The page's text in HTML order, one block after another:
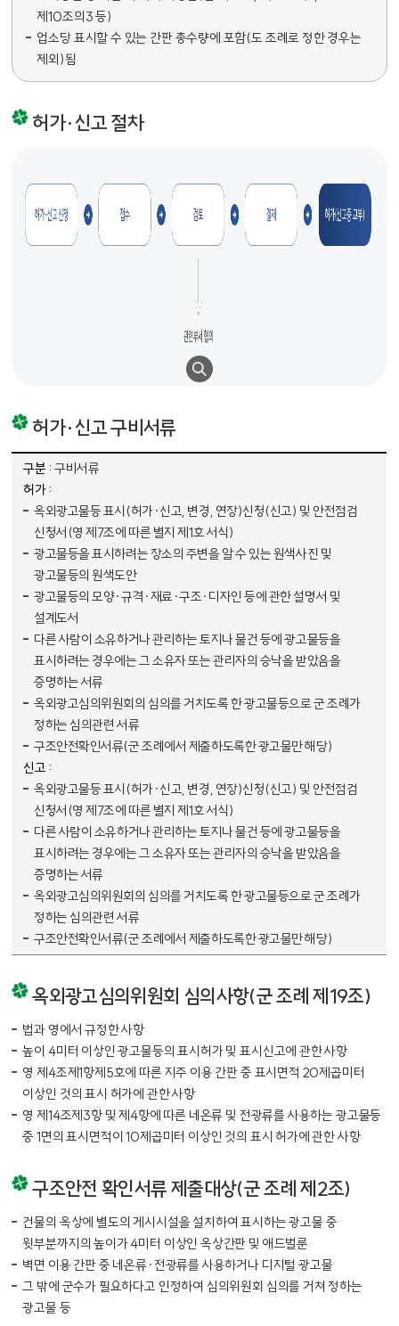
제10조의3 등)
업소당 표시할 수 있는 간판 총수량에 포함(도 조례로 정한 경우는
제외)됨
허가·신고 절차
허가·신고 구비서류
구비서류
옥외광고물등 표시(허가·신고, 변경, 연장)신청(신고) 및 안전점검
신청서(영 제7조에 따른 별지 제1호 서식)
광고물등을 표시하려는 장소의 주변을 알 수 있는 원색사진 및
광고물등의 원색도안
광고물등의 모양·규격·재료·구조·디자인 등에 관한 설명서 및
설계도서
다른 사람이 소유하거나 관리하는 토지나 물건 등에 광고물등을
표시하려는 경우에는 그 소유자 또는 관리자의 승낙을 받았음을
증명하는 서류
옥외광고심의위원회의 심의를 거치도록 한 광고물등으로 군 조례가
정하는 심의관련 서류
구조안전확인서류(군 조례에서 제출하도록한 광고물만 해당)
옥외광고물등 표시(허가·신고, 변경, 연장)신청(신고) 및 안전점검
신청서(영 제7조에 따른 별지 제1호 서식)
다른 사람이 소유하거나 관리하는 토지나 물건 등에 광고물등을
표시하려는 경우에는 그 소유자 또는 관리자의 승낙을 받았음을
증명하는 서류
옥외광고심의위원회의 심의를 거치도록 한 광고물등으로 군 조례가
정하는 심의관련 서류
구조안전확인서류(군 조례에서 제출하도록한 광고물만 해당)
옥외광고심의위원회 심의사항(군 조례 제19조)
법과 영에서 규정한 사항
높이 4미터 이상인 광고물등의 표시허가 및 표시신고에 관한 사항
영 제4조제1항제5호에 따른 지주 이용 간판 중 표시면적 20제곱미터
이상인 것의 표시 허가에 관한 사항
영 제14조제3항 및 제4항에 따른 네온류 및 전광류를 사용하는 광고물등
중 1면의 표시면적이 10제곱미터 이상인 것의 표시 허가에 관한 사항
구조안전 확인서류 제출대상(군 조례 제2조)
건물의 옥상에 별도의 게시시설을 설치하여 표시하는 광고물 중
윗부분까지의 높이가 4미터 이상인 옥상간판 및 애드벌룬
벽면 이용 간판 중 네온류·전광류를 사용하거나 디지털 광고물
그 밖에 군수가 필요하다고 인정하여 심의위원회 심의를 거쳐 정하는
광고물 등